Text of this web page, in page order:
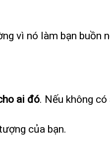
vì nó làm bạn buồn
ai đó. Nếu không có
của bạn.